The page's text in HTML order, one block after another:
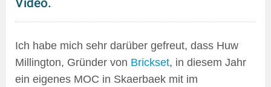
Video.
Ich habe mich sehr darüber gefreut, dass Huw
Millington, Gründer von Brickset, in diesem Jahr
ein eigenes MOC in Skaerbaek mit im